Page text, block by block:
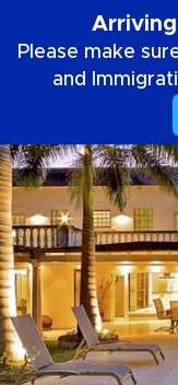
Please make
and